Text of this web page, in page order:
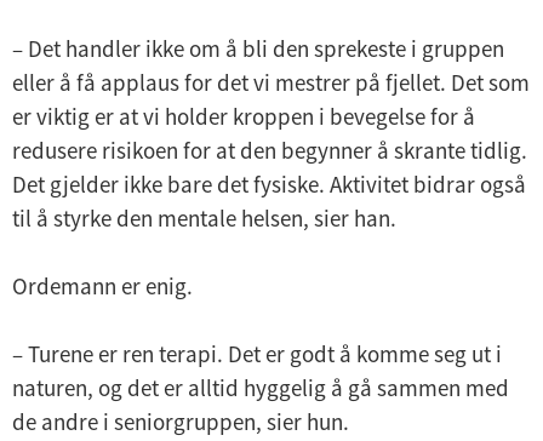
– Det handler ikke om å bli den sprekeste i gruppen
eller å få applaus for det vi mestrer på fjellet. Det som
er viktig er at vi holder kroppen i bevegelse for å
redusere risikoen for at den begynner å skrante tidlig.
Det gjelder ikke bare det fysiske. Aktivitet bidrar også
til å styrke den mentale helsen, sier han.
Ordemann er enig.
– Turene er ren terapi. Det er godt å komme seg ut i
naturen, og det er alltid hyggelig å gå sammen med
de andre i seniorgruppen, sier hun.